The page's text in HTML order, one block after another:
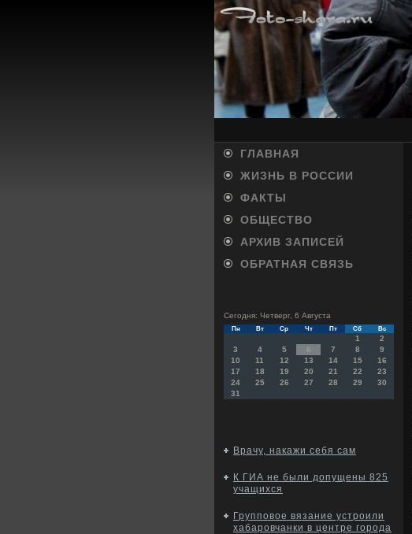
ГЛАВНАЯ
ЖИЗНЬ В РОССИИ
ФАКТЫ
ОБЩЕСТВО
АРХИВ ЗАПИСЕЙ
ОБРАТНАЯ СВЯЗЬ
Сегодня: Четверг, 6 Августа
Пн Вт Ср Чт Пт Сб Вс
1
2
3
4 5 6 7 8
9
10
11 12 13 14 15
16
17
18 19 20 21 22
23
24
25 26 27 28 29
30
31
Врачу, накажи себя сам
К ГИА не были допущены 825
учащихся
Групповое вязание устроили
хабаровчанки в центре города